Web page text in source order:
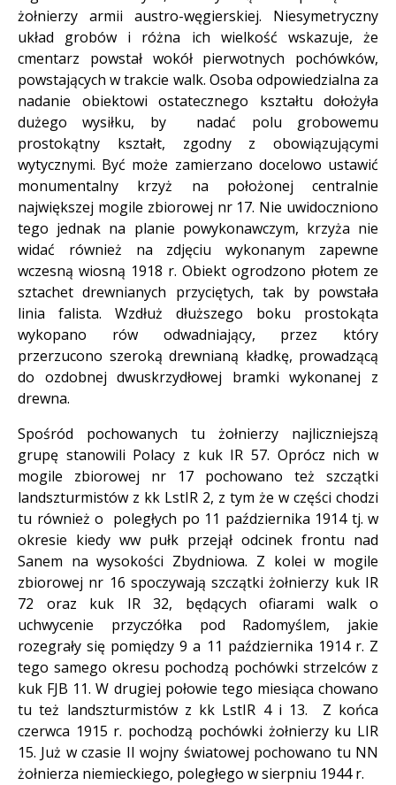
żołnierzy armii austro-węgierskiej. Niesymetryczny
układ grobów i różna ich wielkość wskazuje, że
cmentarz powstał wokół pierwotnych pochówków,
powstających w trakcie walk. Osoba odpowiedzialna za
nadanie obiektowi ostatecznego kształtu dołożyła
dużego wysiłku, by nadać polu grobowemu
prostokątny kształt, zgodny z obowiązującymi
wytycznymi. Być może zamierzano docelowo ustawić
monumentalny krzyż na położonej centralnie
największej mogile zbiorowej nr 17. Nie uwidoczniono
tego jednak na planie powykonawczym, krzyża nie
widać również na zdjęciu wykonanym zapewne
wczesną wiosną 1918 r. Obiekt ogrodzono płotem ze
sztachet drewnianych przyciętych, tak by powstała
linia falista. Wzdłuż dłuższego boku prostokąta
wykopano rów odwadniający, przez który
przerzucono szeroką drewnianą kładkę, prowadzącą
do ozdobnej dwuskrzydłowej bramki wykonanej z
drewna.
Spośród pochowanych tu żołnierzy najliczniejszą
grupę stanowili Polacy z kuk IR 57. Oprócz nich w
mogile zbiorowej nr 17 pochowano też szczątki
landszturmistów z kk LstIR 2, z tym że w części chodzi
tu również o poległych po 11 października 1914 tj. w
okresie kiedy ww pułk przejął odcinek frontu nad
Sanem na wysokości Zbydniowa. Z kolei w mogile
zbiorowej nr 16 spoczywają szczątki żołnierzy kuk IR
72 oraz kuk IR 32, będących ofiarami walk o
uchwycenie przyczółka pod Radomyślem, jakie
rozegrały się pomiędzy 9 a 11 października 1914 r. Z
tego samego okresu pochodzą pochówki strzelców z
kuk FJB 11. W drugiej połowie tego miesiąca chowano
tu też landszturmistów z kk LstIR 4 i 13. Z końca
czerwca 1915 r. pochodzą pochówki żołnierzy ku LIR
15. Już w czasie II wojny światowej pochowano tu NN
żołnierza niemieckiego, poległego w sierpniu 1944 r.